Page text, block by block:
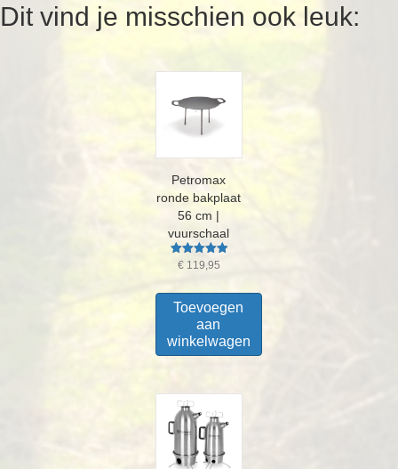
Dit vind je misschien ook leuk:
Petromax
ronde bakplaat
56 cm |
vuurschaal
Gewaardeerd
5.00
€119,95
Toevoegen
aan
winkelwagen